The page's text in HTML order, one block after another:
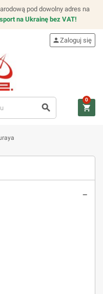
pod dowolny adres na
na Ukrainę bez VAT!
search
personZaloguj się
shopping_cart
0
remove